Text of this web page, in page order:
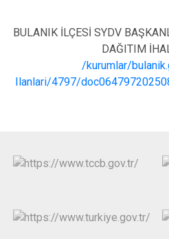
BULANIK İLÇESİ SYDV
DAĞITIM
/kurumlar/
Ilanlari/4797/